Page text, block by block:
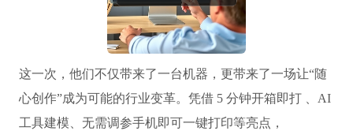
这一次，他们不仅带来了一台机器，更带来了一场让“随
心创作”成为可能的行业变革。凭借 5 分钟开箱即打 、AI
工具建模、无需调参手机即可一键打印等亮点，